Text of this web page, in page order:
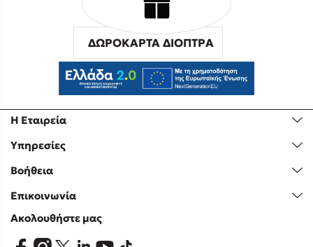
Η Εταιρεία
Υπηρεσίες
Βοήθεια
Επικοινωνία
ΔΩΡΟΚΑΡΤΑ ΔΙΟΠΤΡΑ
Ακολουθήστε μας